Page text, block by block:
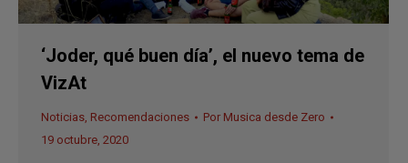
‘Joder, qué buen día’, el nuevo tema de
VizAt
Noticias, Recomendaciones Por Musica desde Zero
19 octubre, 2020